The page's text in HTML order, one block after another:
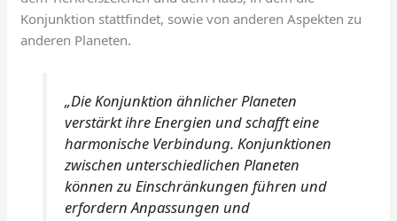
Konjunktion stattfindet, sowie von anderen Aspekten zu
anderen Planeten.
„Die Konjunktion ähnlicher Planeten
verstärkt ihre Energien und schafft eine
harmonische Verbindung. Konjunktionen
zwischen unterschiedlichen Planeten
können zu Einschränkungen führen und
erfordern Anpassungen und